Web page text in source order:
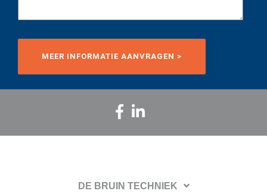
DE BRUIN TECHNIEK